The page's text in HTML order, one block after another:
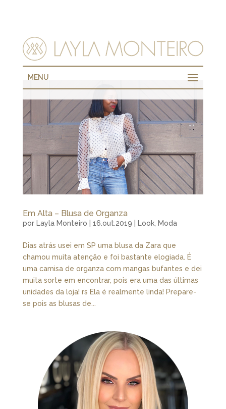
MENU
Em Alta – Blusa de Organza
por Layla Monteiro 16.out.2019 Look, Moda
Dias atrás usei em SP uma blusa da Zara que
chamou muita atenção e foi bastante elogiada. É
uma camisa de organza com mangas bufantes e dei
muita sorte em encontrar, pois era uma das últimas
unidades da loja! rs Ela é realmente linda! Prepare-
se pois as blusas de...